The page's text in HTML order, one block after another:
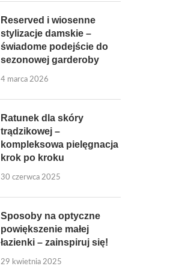
Reserved i wiosenne
stylizacje damskie –
świadome podejście do
sezonowej garderoby
4 marca 2026
Ratunek dla skóry
trądzikowej –
kompleksowa pielęgnacja
krok po kroku
30 czerwca 2025
Sposoby na optyczne
powiększenie małej
łazienki – zainspiruj się!
29 kwietnia 2025